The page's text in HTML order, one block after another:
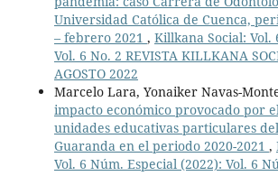
Universidad Católica de Cuenca,
– febrero 2021 , Killkana Social: Vol.
Vol. 6 No. 2 REVISTA KILLKANA
AGOSTO 2022
Marcelo Lara, Yonaiker Navas-
impacto económico provocado por
unidades educativas particulares
Guaranda en el periodo 2020-2021 ,
Vol. 6 Núm. Especial (2022): Vol. 6